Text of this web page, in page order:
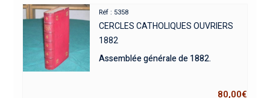
Réf : 5358
CERCLES CATHOLIQUES OUVRIERS
1882
Assemblée générale de 1882.
80,00€